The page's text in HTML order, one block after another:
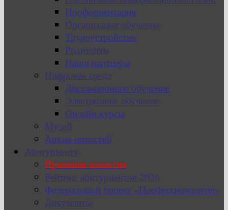
Профориентация
Организация обучения
Трудоустройство
Родителям
Наши партнеры
Цифровая среда
Дистанционное обучение
Электронное обучение
Онлайн-курсы
Музей
Архив новостей
Абитуриенту
Приемная комиссия
Рейтинг абитуриентов 2026
Федеральный проект «Профессионалитет»
Документы